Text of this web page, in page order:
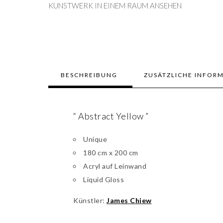
KUNSTWERK IN EINEM RAUM ANSEHEN
BESCHREIBUNG ZUSÄTZLICHE
“ Abstract Yellow ”
Unique
180 cm x 200 cm
Acryl auf Leinwand
Liquid Gloss
Künstler: James Chiew